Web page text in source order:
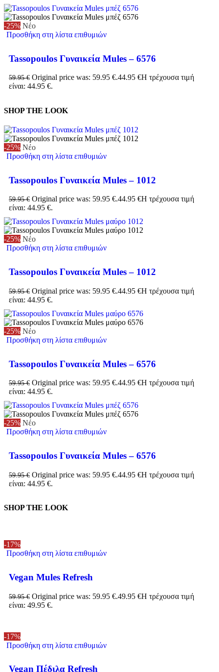
-25% Νέο
Προσθήκη στη λίστα επιθυμιών
Tassopoulos Γυναικεία Mules – 6576
59.95€ Original price was: 59.95 €.44.95 €Η τρέχουσα τιμή
είναι: 44.95 €.
SHOP THE LOOK
-25% Νέο
Προσθήκη στη λίστα επιθυμιών
Tassopoulos Γυναικεία Mules – 1012
59.95€ Original price was: 59.95 €.44.95 €Η τρέχουσα τιμή
είναι: 44.95 €.
-25% Νέο
Προσθήκη στη λίστα επιθυμιών
Tassopoulos Γυναικεία Mules – 1012
59.95€ Original price was: 59.95 €.44.95 €Η τρέχουσα τιμή
είναι: 44.95 €.
-25% Νέο
Προσθήκη στη λίστα επιθυμιών
Tassopoulos Γυναικεία Mules – 6576
59.95€ Original price was: 59.95 €.44.95 €Η τρέχουσα τιμή
είναι: 44.95 €.
-25% Νέο
Προσθήκη στη λίστα επιθυμιών
Tassopoulos Γυναικεία Mules – 6576
59.95€ Original price was: 59.95 €.44.95 €Η τρέχουσα τιμή
είναι: 44.95 €.
SHOP THE LOOK
-17%
Προσθήκη στη λίστα επιθυμιών
Vegan Mules Refresh
59.95€ Original price was: 59.95 €.49.95 €Η τρέχουσα τιμή
είναι: 49.95 €.
-17%
Προσθήκη στη λίστα επιθυμιών
Vegan Πέδιλα Refresh